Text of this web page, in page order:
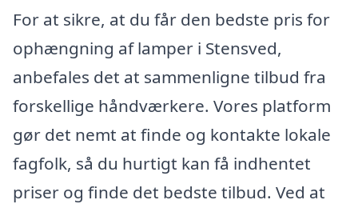
For at sikre, at du får den bedste pris for
ophængning af lamper i Stensved,
anbefales det at sammenligne tilbud fra
forskellige håndværkere. Vores platform
gør det nemt at finde og kontakte lokale
fagfolk, så du hurtigt kan få indhentet
priser og finde det bedste tilbud. Ved at